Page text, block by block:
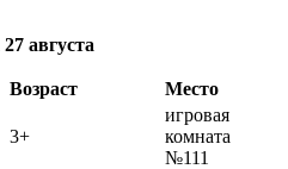
27 августа
Возраст Место
3+
игровая
комната
№111